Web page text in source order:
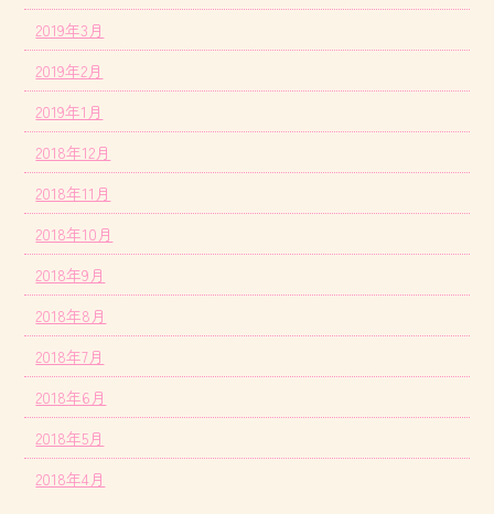
2019年3月
2019年2月
2019年1月
2018年12月
2018年11月
2018年10月
2018年9月
2018年8月
2018年7月
2018年6月
2018年5月
2018年4月